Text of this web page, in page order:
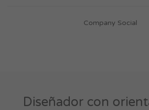
Company Social
Diseñador con